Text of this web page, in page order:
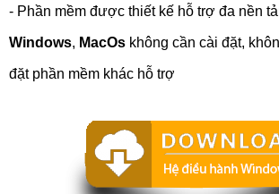
- Phần mềm được thiết kế hỗ trợ đa nền
Windows, MacOs không cần cài đặt,
đặt phần mềm khác hỗ trợ